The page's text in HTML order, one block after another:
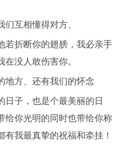
们互相懂得对方、
若折断你的翅膀，我必亲手
没人敢伤害你。
地方、还有我们的怀念
日子，也是个最美丽的日
给你光明的同时也带给你称
有我最真挚的祝福和牵挂！